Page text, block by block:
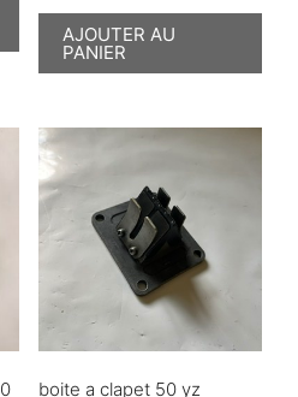
AJOUTER AU
PANIER
boite a clapet 50 yz